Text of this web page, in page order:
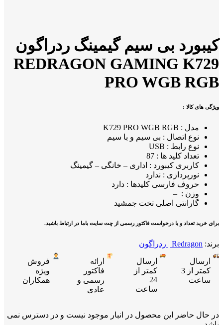
کیبورد بی سیم گیمینگ ردراگون
REDRAGON GAMING K729
PRO WGB RGB
ویژگی های کالا :
مدل : K729 PRO WGB RGB
نوع اتصال : بی سیم و با سیم
نوع رابط : USB
تعداد کلید ها : 87
کاربری کیبورد : اداری – خانگی – گیمینگ
نورپردازی : ندارد
حروف فارسی کلیدها : دارد
وزن : –
گارانتی اصلی تخت جمشید
برای خرید تعداد و یا درخواست فاکتور رسمی از چت سایت باما در ارتباط باشید.
برند: Redragon | ردراگون
ارسال
کمتر از 3
ساعت
ارسال
کمتر از
24
ساعت
ارائه
فاکتور
رسمی و
عادی
فروش
ویژه
همکاران
در حال حاضر این محصول در انبار موجود نیست و در دسترس نمی